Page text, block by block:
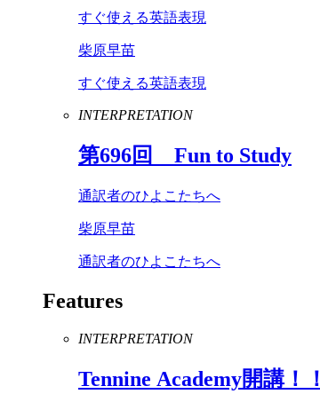
すぐ使える英語表現
柴原早苗
すぐ使える英語表現
INTERPRETATION
第696回 Fun to Study
通訳者のひよこたちへ
柴原早苗
通訳者のひよこたちへ
Features
INTERPRETATION
Tennine Academy開講！！